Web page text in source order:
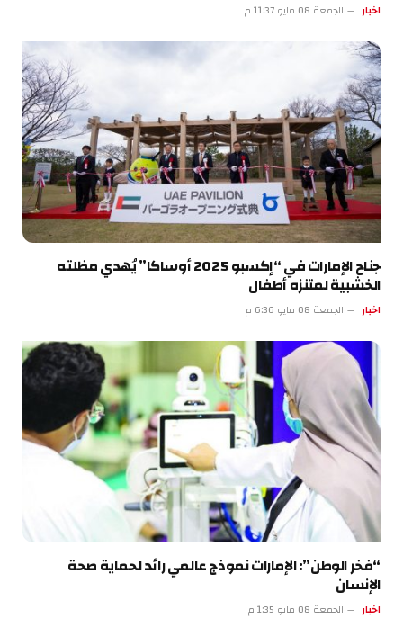
اخبار الجمعة 08 مايو 11:37 م
جناح الإمارات في “إكسبو 2025 أوساكا” يُهدي مظلته
الخشبية لمتنزه أطفال
اخبار الجمعة 08 مايو 6:36 م
“فخر الوطن”: الإمارات نموذج عالمي رائد لحماية صحة
الإنسان
اخبار الجمعة 08 مايو 1:35 م